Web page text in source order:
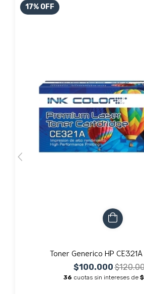
17% OFF
Toner Generico HP
$100.000
36 cuotas sin intereses de